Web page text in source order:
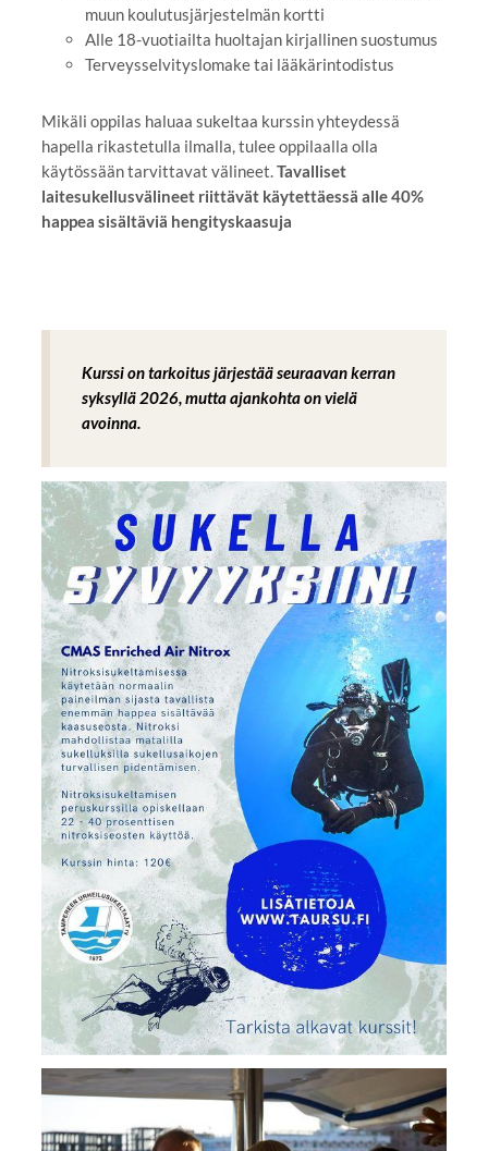
muun koulutusjärjestelmän kortti
Alle 18-vuotiailta huoltajan kirjallinen suostumus
Terveysselvityslomake tai lääkärintodistus
Mikäli oppilas haluaa sukeltaa kurssin yhteydessä
hapella rikastetulla ilmalla, tulee oppilaalla olla
käytössään tarvittavat välineet.Tavalliset
laitesukellusvälineet riittävät käytettäessä alle 40%
happea sisältäviä hengityskaasuja
Kurssi on tarkoitus järjestää seuraavan kerran
syksyllä 2026, mutta ajankohta on vielä
avoinna.